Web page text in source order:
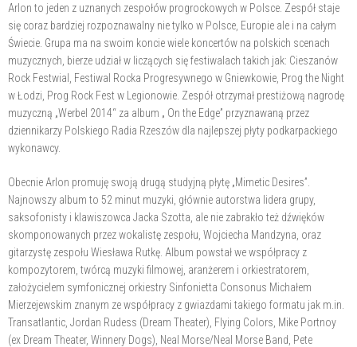
Arlon to jeden z uznanych zespołów progrockowych w Polsce. Zespół staje
się coraz bardziej rozpoznawalny nie tylko w Polsce, Europie ale i na całym
Świecie. Grupa ma na swoim koncie wiele koncertów na polskich scenach
muzycznych, bierze udział w liczących się festiwalach takich jak: Cieszanów
Rock Festwial, Festiwal Rocka Progresywnego w Gniewkowie, Prog the Night
w Łodzi, Prog Rock Fest w Legionowie. Zespół otrzymał prestiżową nagrodę
muzyczną „Werbel 2014“ za album „ On the Edge” przyznawaną przez
dziennikarzy Polskiego Radia Rzeszów dla najlepszej płyty podkarpackiego
wykonawcy.
Obecnie Arlon promuję swoją drugą studyjną płytę „Mimetic Desires”.
Najnowszy album to 52 minut muzyki, głównie autorstwa lidera grupy,
saksofonisty i klawiszowca Jacka Szotta, ale nie zabrakło też dźwięków
skomponowanych przez wokalistę zespołu, Wojciecha Mandzyna, oraz
gitarzystę zespołu Wiesława Rutkę. Album powstał we współpracy z
kompozytorem, twórcą muzyki filmowej, aranżerem i orkiestratorem,
założycielem symfonicznej orkiestry Sinfonietta Consonus Michałem
Mierzejewskim znanym ze współpracy z gwiazdami takiego formatu jak m.in.
Transatlantic, Jordan Rudess (Dream Theater), Flying Colors, Mike Portnoy
(ex Dream Theater, Winnery Dogs), Neal Morse/Neal Morse Band, Pete